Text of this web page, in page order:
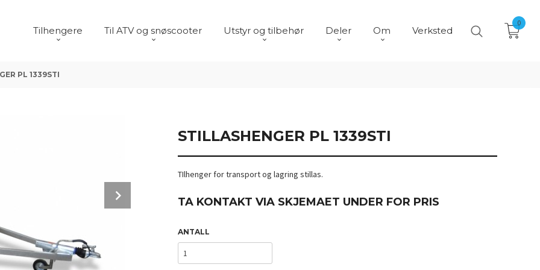
Tilhengere Til ATV og snøscooter Utstyr og tilbehør Deler Om Verksted
0
PL 1339STI
STILLASHENGER PL 1339STI
TIlhenger for transport og lagring stillas.
TA KONTAKT VIA SKJEMAET UNDER FOR PRIS
ANTALL